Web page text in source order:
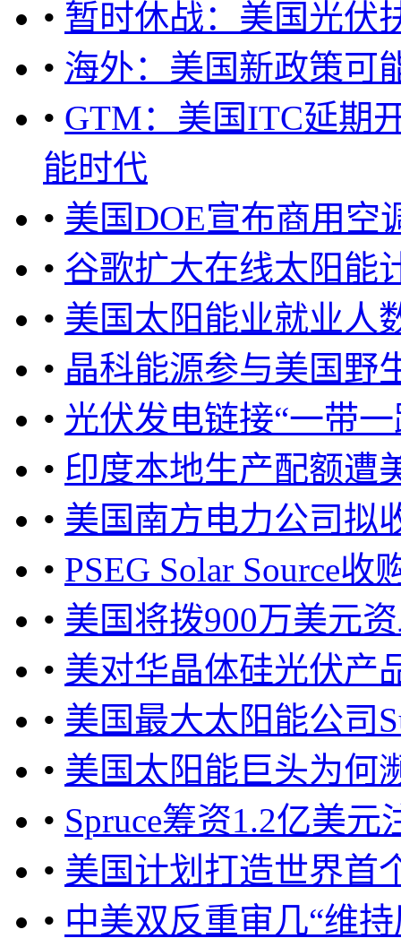
• 暂时休战：美国光伏
• 海外：美国新政策可
• GTM：美国ITC延期
能时代
• 美国DOE宣布商用空
• 谷歌扩大在线太阳能
• 美国太阳能业就业人
• 晶科能源参与美国野
• 光伏发电链接“一带
• 印度本地生产配额遭
• 美国南方电力公司拟
• PSEG Solar Source
• 美国将拨900万美元
• 美对华晶体硅光伏产
• 美国最大太阳能公司
• 美国太阳能巨头为何
• Spruce筹资1.2亿美
• 美国计划打造世界首
• 中美双反重审几“维